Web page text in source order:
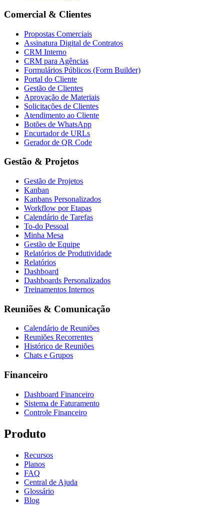
Comercial & Clientes
Propostas Comerciais
Assinatura Digital de Contratos
CRM Interno
CRM para Agências
Formulários Públicos (Form Builder)
Portal do Cliente
Gestão de Clientes
Aprovação de Materiais
Solicitações de Clientes
Atendimento ao Cliente
Botões de WhatsApp
Encurtador de URLs
Gerador de QR Code
Gestão & Projetos
Gestão de Projetos
Kanban
Kanbans Personalizados
Workflow por Etapas
Calendário de Tarefas
To-do Pessoal
Minha Mesa
Gestão de Equipe
Relatórios de Produtividade
Relatórios
Dashboard
Dashboards Personalizados
Treinamentos Internos
Reuniões & Comunicação
Calendário de Reuniões
Reuniões Recorrentes
Histórico de Reuniões
Chats e Grupos
Financeiro
Dashboard Financeiro
Sistema de Faturamento
Controle Financeiro
Produto
Recursos
Planos
FAQ
Central de Ajuda
Glossário
Blog